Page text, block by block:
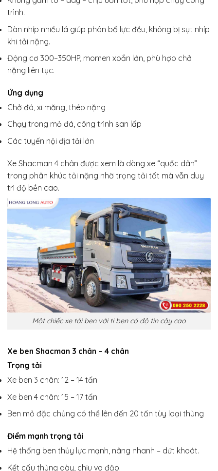
trình.
Dàn nhíp nhiều lá giúp phân bổ lực đều, không bị sụt nhíp
khi tải nặng.
Động cơ 300–350HP, momen xoắn lớn, phù hợp chở
nặng liên tục.
Ứng dụng
Chở đá, xi măng, thép nặng
Chạy trong mỏ đá, công trình san lấp
Các tuyến nội địa tải lớn
Xe Shacman 4 chân được xem là dòng xe “quốc dân”
trong phân khúc tải nặng nhờ trọng tải tốt mà vẫn duy
trì độ bền cao.
Một chiếc xe tải ben với ti ben có độ tin cậy cao
Xe ben Shacman 3 chân – 4 chân
Trọng tải
Xe ben 3 chân: 12 – 14 tấn
Xe ben 4 chân: 15 – 17 tấn
Ben mỏ đặc chủng có thể lên đến 20 tấn tùy loại thùng
Điểm mạnh trọng tải
Hệ thống ben thủy lực mạnh, nâng nhanh – dứt khoát.
Kết cấu thùng dày, chịu va đập.